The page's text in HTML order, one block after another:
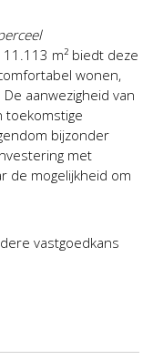
m² biedt deze
wonen,
aanwezigheid van
toekomstige
bijzonder
met
de mogelijkheid om
vastgoedkans